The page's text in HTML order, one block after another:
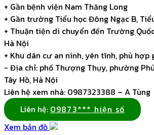
+ Gần bệnh viện Nam Thăng Long
+ Gần trường Tiểu học Đông Ngạc B,
+ Thuận tiện di chuyển đến Trường
Hà Nội
+ Khu dân cư an ninh, yên tĩnh, phù
- Địa chỉ: phố Thượng Thụy, phường
Tây Hồ, Hà Nội
Liên hệ xem nhà: 0987323388 – A Tùng
Liên hệ: 09873*** hiện số
Xem bản đồ